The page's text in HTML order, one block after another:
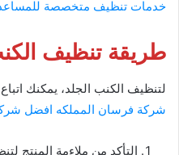
خدمات تنظيف متخصصة
طريقة تنظيف
لتنظيف الكنب الجلد، يمكنك
شركة فرسان المملكه افضل
التأكد من ملاءمة المنتج